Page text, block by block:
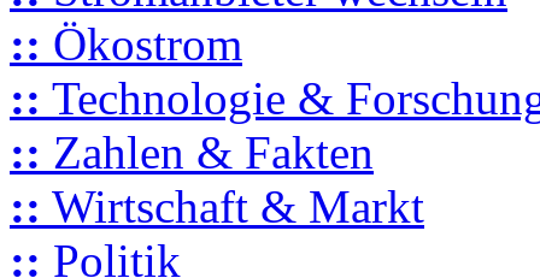
:: Ökostrom
:: Technologie &
:: Zahlen & Fakten
:: Wirtschaft & Markt
:: Politik